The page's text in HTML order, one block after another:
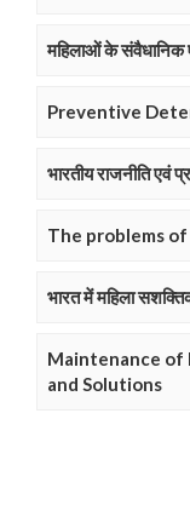
महिलाओं के संवैधानिक
Preventive
भारतीय राजनीति एवं
The problems
भारत में महिला
Maintenance of
and Solutions